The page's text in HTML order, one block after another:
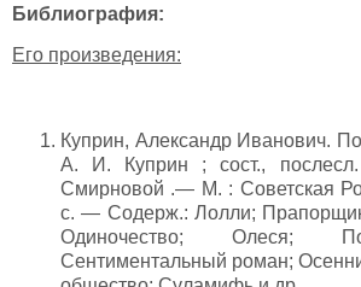
Библиография:
Его произведения:
Куприн, Александр Иванович.
А. И. Куприн ; сост.,
Смирновой .— М. : Советская
с. — Содерж.: Лолли;
Одиночество; Олеся;
Сентиментальный роман;